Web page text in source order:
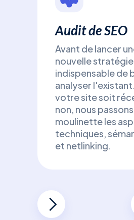
Audit de SEO
Avant de lancer
nouvelle
indispensable de
analyser
votre site soit
non, nous passons
moulinette les
techniques,
et netlinking.